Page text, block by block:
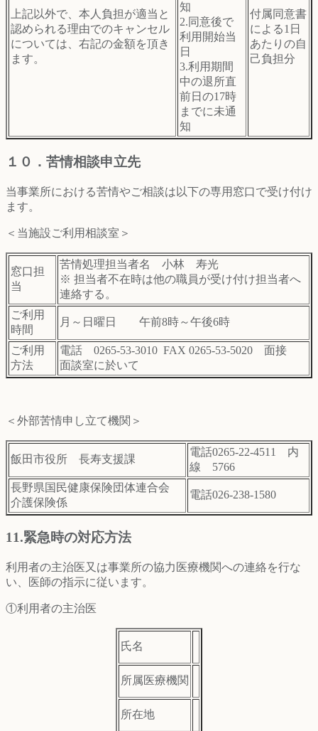
上記以外で、本人負担が適当と
認められる理由でのキャンセル
については、右記の金額を頂き
ます。
知
2.同意後で
利用開始当
日
3.利用期間
中の退所直
前日の17時
までに未通
知
付属同意書
による1日
あたりの自
己負担分
１０．苦情相談申立先
当事業所における苦情やご相談は以下の専用窓口で受け付け
ます。
＜当施設ご利用相談室＞
窓口担
当
苦情処理担当者名 小林 寿光
※ 担当者不在時は他の職員が受け付け担当者へ
連絡する。
ご利用
時間
月～日曜日 午前8時～午後6時
ご利用
方法
電話 0265-53-3010 FAX 0265-53-5020 面接
面談室に於いて
＜外部苦情申し立て機関＞
飯田市役所 長寿支援課
電話0265-22-4511 内
線 5766
長野県国民健康保険団体連合会
介護保険係
電話026-238-1580
11.緊急時の対応方法
利用者の主治医又は事業所の協力医療機関への連絡を行な
い、医師の指示に従います。
①利用者の主治医
氏名
所属医療機関
所在地